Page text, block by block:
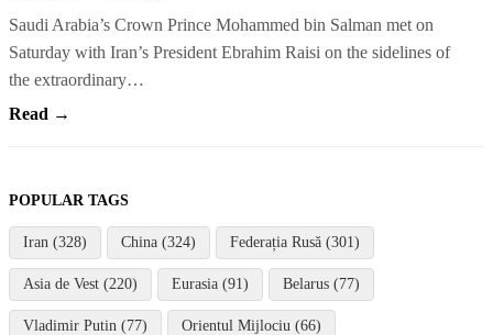
Saudi Arabia’s Crown Prince Mohammed bin Salman met on
Saturday with Iran’s President Ebrahim Raisi on the sidelines of
the extraordinary…
Read →
POPULAR TAGS
Iran (328) China (324) Federația Rusă (301)
Asia de Vest (220) Eurasia (91) Belarus (77)
Vladimir Putin (77) Orientul Mijlociu (66)